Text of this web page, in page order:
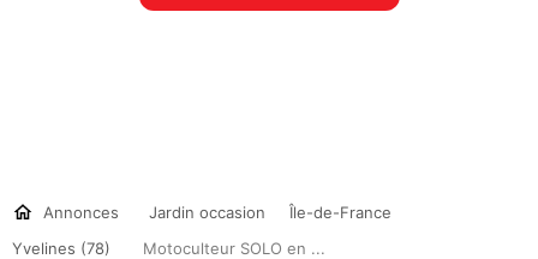
Annonces Jardin occasion
Île-de-France
Yvelines (78)
Motoculteur SOLO en ...